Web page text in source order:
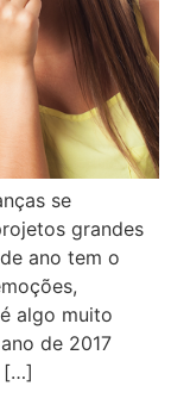
se
grandes
ano tem o
algo muito
de 2017
[…]